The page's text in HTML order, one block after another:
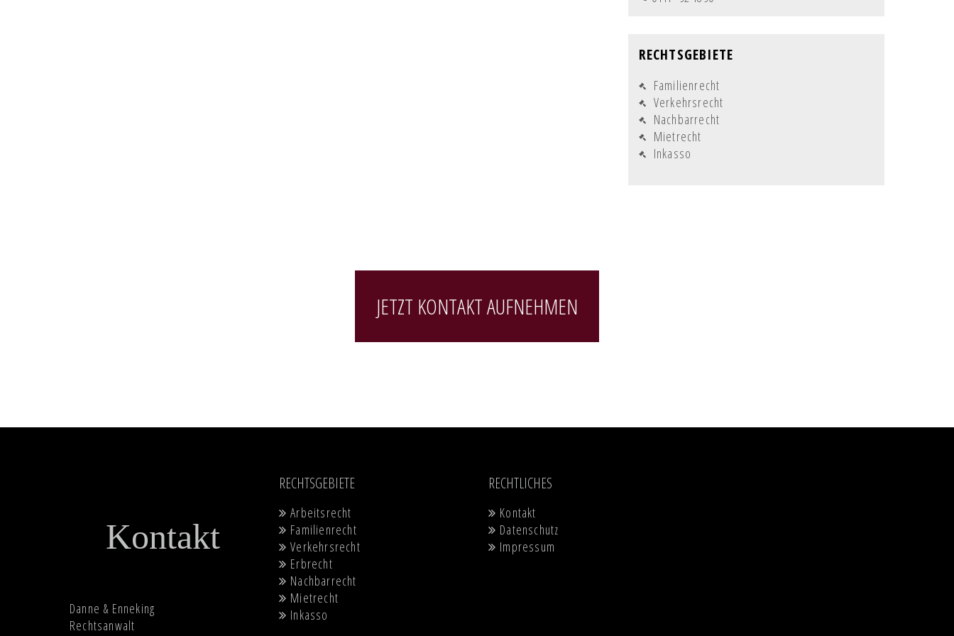
RECHTSGEBIETE
Navigation
überspringen
Familienrecht
Verkehrsrecht
Nachbarrecht
Mietrecht
Inkasso
JETZT KONTAKT AUFNEHMEN
Kontakt
Danne & Enneking
Rechtsanwalt
RECHTSGEBIETENavigation
überspringen
Arbeitsrecht
Familienrecht
Verkehrsrecht
Erbrecht
Nachbarrecht
Mietrecht
Inkasso
RECHTLICHES
Kontakt
Datenschutz
Impressum